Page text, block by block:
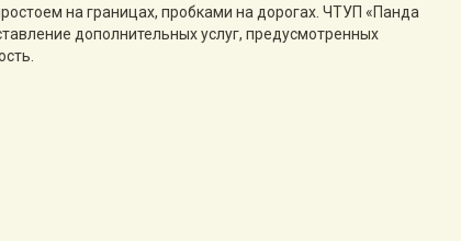
на границах, пробками на дорогах. ЧТУП «Панда
дополнительных услуг, предусмотренных